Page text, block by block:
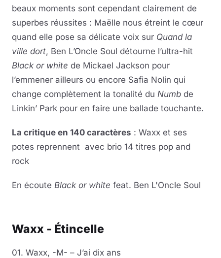
beaux moments sont cependant clairement de
superbes réussites : Maëlle nous étreint le cœur
quand elle pose sa délicate voix sur Quand la
ville dort, Ben L’Oncle Soul détourne l’ultra-hit
Black or white de Mickael Jackson pour
l’emmener ailleurs ou encore Safia Nolin qui
change complètement la tonalité du Numb de
Linkin’ Park pour en faire une ballade touchante.
La critique en 140 caractères : Waxx et ses
potes reprennent avec brio 14 titres pop and
rock
En écoute Black or white feat. Ben L'Oncle Soul
Waxx - Étincelle
01. Waxx, -M- – J’ai dix ans